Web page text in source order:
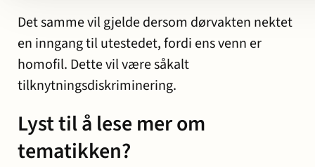
Det samme vil gjelde dersom dørvakten nektet
en inngang til utestedet, fordi ens venn er
homofil. Dette vil være såkalt
tilknytningsdiskriminering.
Lyst til å lese mer om
tematikken?